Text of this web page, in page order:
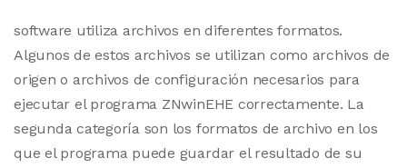
software utiliza archivos en diferentes formatos.
Algunos de estos archivos se utilizan como archivos de
origen o archivos de configuración necesarios para
ejecutar el programa ZNwinEHE correctamente. La
segunda categoría son los formatos de archivo en los
que el programa puede guardar el resultado de su